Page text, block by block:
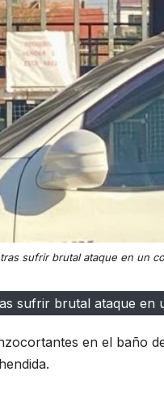
sufrir brutal ataque en un
sufrir brutal ataque en
en el baño